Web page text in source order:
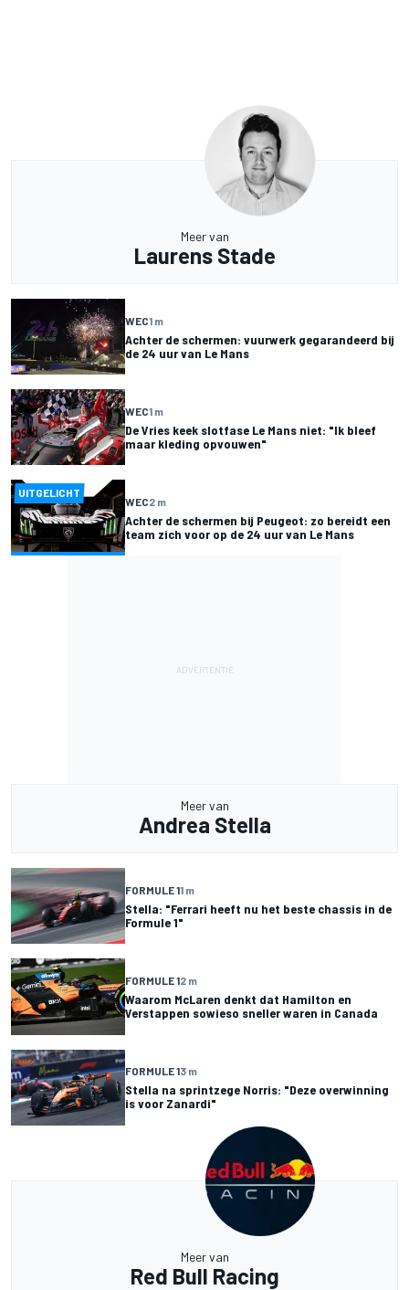
Meer van
Laurens Stade
WEC1 m
Achter de schermen: vuurwerk gegarandeerd bij
de 24 uur van Le Mans
WEC1 m
De Vries keek slotfase Le Mans niet: "Ik bleef
maar kleding opvouwen"
UITGELICHT
WEC2 m
Achter de schermen bij Peugeot: zo bereidt een
team zich voor op de 24 uur van Le Mans
Meer van
Andrea Stella
FORMULE 11 m
Stella: "Ferrari heeft nu het beste chassis in de
Formule 1"
FORMULE 12 m
Waarom McLaren denkt dat Hamilton en
Verstappen sowieso sneller waren in Canada
FORMULE 13 m
Stella na sprintzege Norris: "Deze overwinning
is voor Zanardi"
Meer van
Red Bull Racing